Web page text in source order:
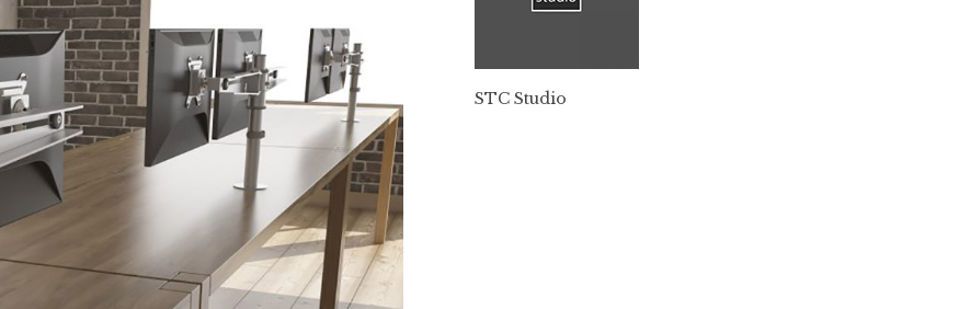
STC Studio